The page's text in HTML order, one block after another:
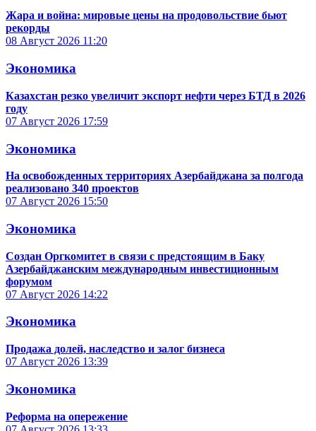
Жара и война: мировые цены на продовольствие бьют
рекорды
08 Август 2026 11:20
Экономика
Казахстан резко увеличит экспорт нефти через БТД в 2026
году
07 Август 2026 17:59
Экономика
На освобожденных территориях Азербайджана за полгода
реализовано 340 проектов
07 Август 2026 15:50
Экономика
Создан Оргкомитет в связи с предстоящим в Баку
Азербайджанским международным инвестиционным
форумом
07 Август 2026 14:22
Экономика
Продажа долей, наследство и залог бизнеса
07 Август 2026 13:39
Экономика
Реформа на опережение